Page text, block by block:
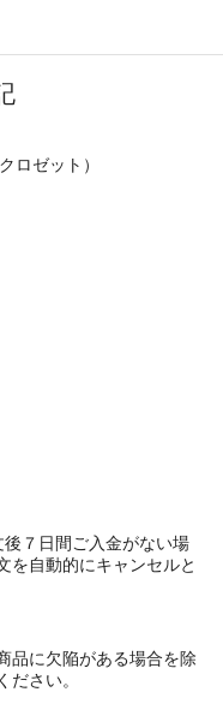
ロゼット）
７日間ご入金がない場
を自動的にキャンセルと
品に欠陥がある場合を除
ださい。